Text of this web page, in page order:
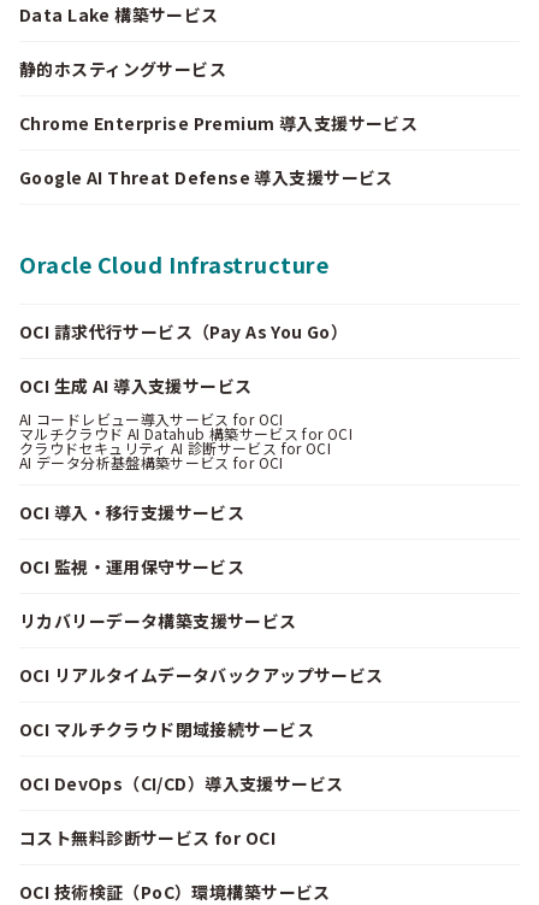
Data Lake 構築サービス
静的ホスティングサービス
Chrome Enterprise Premium 導入支援サービス
Google AI Threat Defense 導入支援サービス
Oracle Cloud Infrastructure
OCI 請求代行サービス（Pay As You Go）
OCI 生成 AI 導入支援サービス
AI コードレビュー導入サービス for OCI
マルチクラウド AI Datahub 構築サービス for OCI
クラウドセキュリティ AI 診断サービス for OCI
AI データ分析基盤構築サービス for OCI
OCI 導入・移行支援サービス
OCI 監視・運用保守サービス
リカバリーデータ構築支援サービス
OCI リアルタイムデータバックアップサービス
OCI マルチクラウド閉域接続サービス
OCI DevOps（CI/CD）導入支援サービス
コスト無料診断サービス for OCI
OCI 技術検証（PoC）環境構築サービス